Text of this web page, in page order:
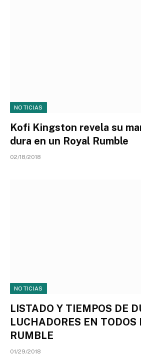
NOTICIAS
Kofi Kingston revela su
dura en un Royal Rumble
02/18/2018
NOTICIAS
LISTADO Y TIEMPOS DE
LUCHADORES EN TODOS
RUMBLE
01/29/2018